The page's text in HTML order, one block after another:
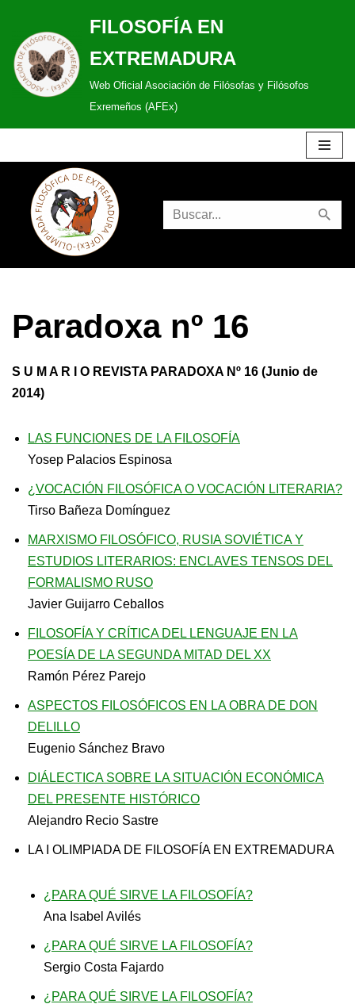
Saltar
al
contenido
FILOSOFÍA EN
EXTREMADURA
Web Oficial Asociación de Filósofas y Filósofos
Exremeños (AFEx)
Paradoxa nº 16
S U M A R I O REVISTA PARADOXA Nº 16 (Junio de
2014)
LAS FUNCIONES DE LA FILOSOFÍA
Yosep Palacios Espinosa
¿VOCACIÓN FILOSÓFICA O VOCACIÓN LITERARIA?
Tirso Bañeza Domínguez
MARXISMO FILOSÓFICO, RUSIA SOVIÉTICA Y
ESTUDIOS LITERARIOS: ENCLAVES TENSOS DEL
FORMALISMO RUSO
Javier Guijarro Ceballos
FILOSOFÍA Y CRÍTICA DEL LENGUAJE EN LA
POESÍA DE LA SEGUNDA MITAD DEL XX
Ramón Pérez Parejo
ASPECTOS FILOSÓFICOS EN LA OBRA DE DON
DELILLO
Eugenio Sánchez Bravo
DIÁLECTICA SOBRE LA SITUACIÓN ECONÓMICA
DEL PRESENTE HISTÓRICO
Alejandro Recio Sastre
LA I OLIMPIADA DE FILOSOFÍA EN EXTREMADURA
¿PARA QUÉ SIRVE LA FILOSOFÍA?
Ana Isabel Avilés
¿PARA QUÉ SIRVE LA FILOSOFÍA?
Sergio Costa Fajardo
¿PARA QUÉ SIRVE LA FILOSOFÍA?